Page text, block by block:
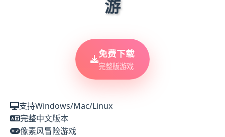
游
免费下载
完整版游戏
支持Windows/Mac/Linux
完整中文版本
像素风冒险游戏